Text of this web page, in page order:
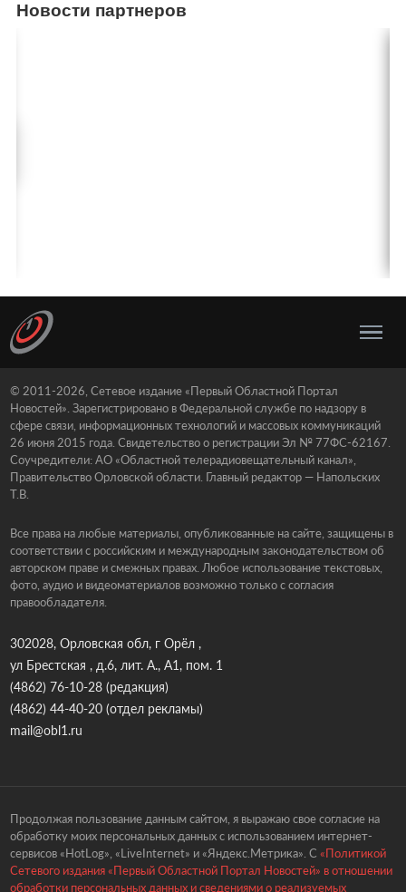
Новости партнеров
© 2011-2026, Сетевое издание «Первый Областной Портал
Новостей». Зарегистрировано в Федеральной службе по надзору в
сфере связи, информационных технологий и массовых коммуникаций
26 июня 2015 года. Свидетельство о регистрации Эл № 77ФС-62167.
Соучредители: АО «Областной телерадиовещательный канал»,
Правительство Орловской области. Главный редактор — Напольских
Т.В.
Все права на любые материалы, опубликованные на сайте, защищены в
соответствии с российским и международным законодательством об
авторском праве и смежных правах. Любое использование текстовых,
фото, аудио и видеоматериалов возможно только с согласия
правообладателя.
302028, Орловская обл, г Орёл ,
ул Брестская , д.6, лит. А., А1, пом. 1
(4862) 76-10-28(редакция)
(4862) 44-40-20(отдел рекламы)
mail@obl1.ru
Продолжая пользование данным сайтом, я выражаю свое согласие на
обработку моих персональных данных с использованием интернет-
сервисов «HotLog», «LiveInternet» и «Яндекс.Метрика». С «Политикой
Сетевого издания «Первый Областной Портал Новостей» в отношении
обработки персональных данных и сведениями о реализуемых